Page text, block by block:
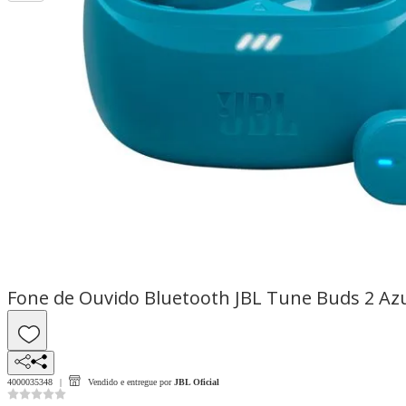
Fone de Ouvido Bluetooth JBL Tune Buds 2
4000035348 Vendido e entregue por JBL Oficial